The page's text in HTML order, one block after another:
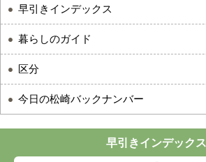
早引きインデックス
暮らしのガイド
区分
今日の松崎バックナンバー
早引きインデックス